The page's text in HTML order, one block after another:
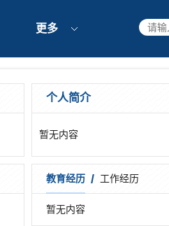
更多
个人简介
暂无内容
教育经历 / 工作经历
暂无内容